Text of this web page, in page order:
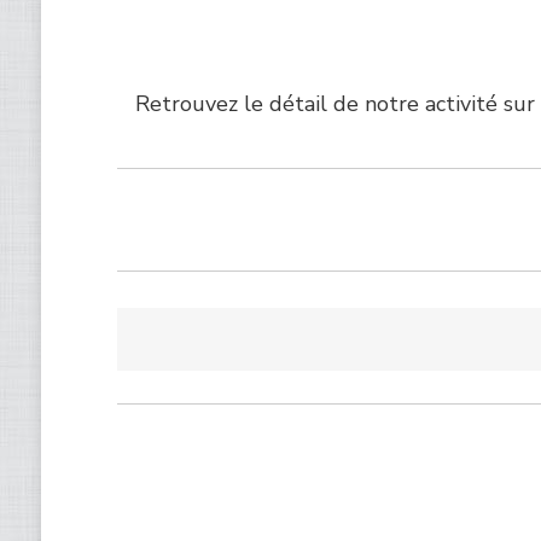
Retrouvez le détail de notre activité